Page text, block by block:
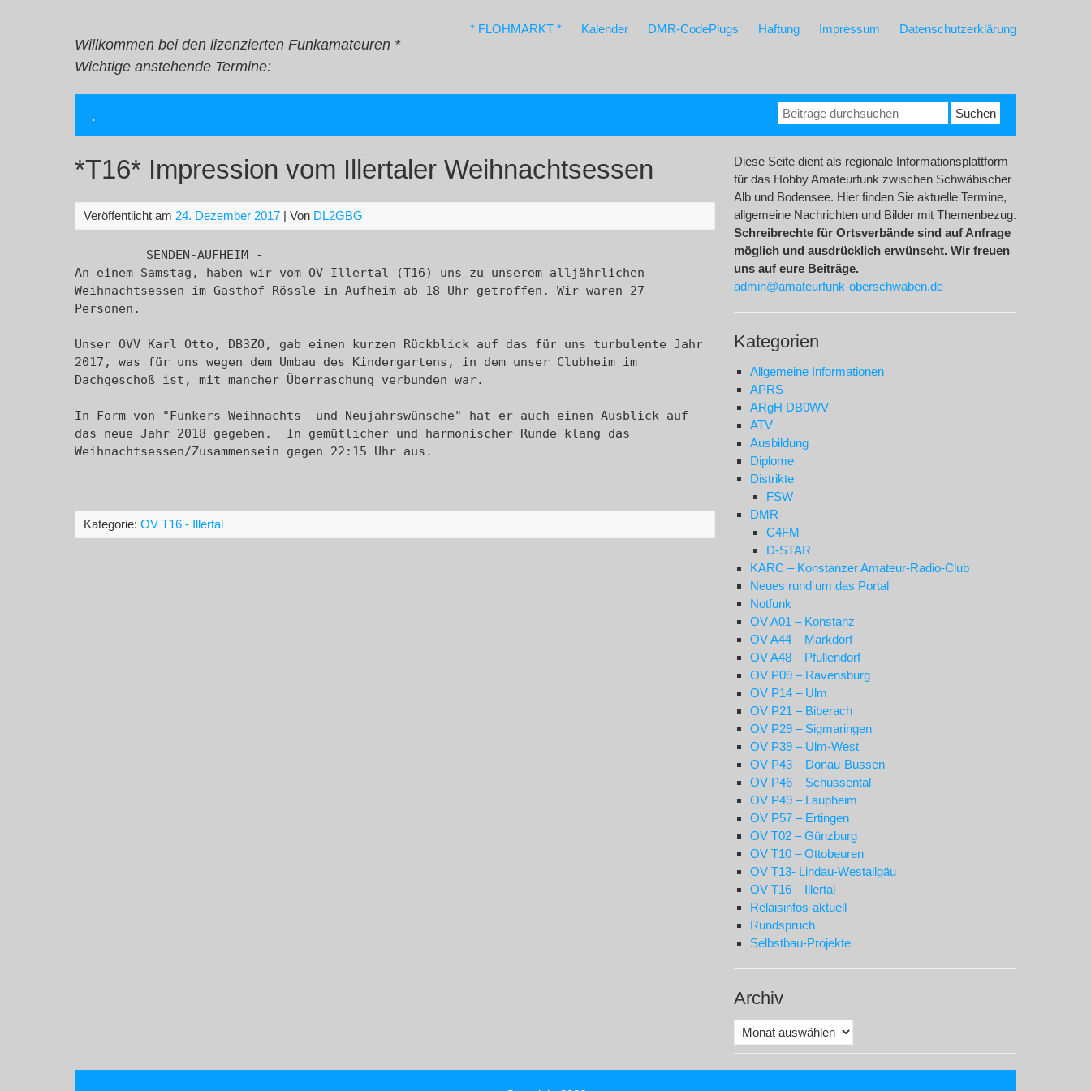
Willkommen bei den lizenzierten Funkamateuren *
Wichtige anstehende Termine:
* FLOHMARKT * Kalender DMR-CodePlugs Haftung Impressum Datenschutzerklärung
.
Suchen
nach:
*T16* Impression vom Illertaler Weihnachtsessen
Veröffentlicht am 24. Dezember 2017 | Von DL2GBG
SENDEN-AUFHEIM -
An einem Samstag, haben wir vom OV Illertal (T16) uns zu unserem alljährlichen
Weihnachtsessen im Gasthof Rössle in Aufheim ab 18 Uhr getroffen. Wir waren 27
Personen.
Unser OVV Karl Otto, DB3ZO, gab einen kurzen Rückblick auf das für uns turbulente Jahr
2017, was für uns wegen dem Umbau des Kindergartens, in dem unser Clubheim im
Dachgeschoß ist, mit mancher Überraschung verbunden war.
In Form von "Funkers Weihnachts- und Neujahrswünsche" hat er auch einen Ausblick auf
das neue Jahr 2018 gegeben.  In gemütlicher und harmonischer Runde klang das
Weihnachtsessen/Zusammensein gegen 22:15 Uhr aus.
Kategorie: OV T16 - Illertal
Diese Seite dient als regionale Informationsplattform
für das Hobby Amateurfunk zwischen Schwäbischer
Alb und Bodensee. Hier finden Sie aktuelle Termine,
allgemeine Nachrichten und Bilder mit Themenbezug.
Schreibrechte für Ortsverbände sind auf Anfrage
möglich und ausdrücklich erwünscht. Wir freuen
uns auf eure Beiträge.
admin@amateurfunk-oberschwaben.de
Kategorien
Allgemeine Informationen
APRS
ARgH DB0WV
ATV
Ausbildung
Diplome
Distrikte
FSW
DMR
C4FM
D-STAR
KARC – Konstanzer Amateur-Radio-Club
Neues rund um das Portal
Notfunk
OV A01 – Konstanz
OV A44 – Markdorf
OV A48 – Pfullendorf
OV P09 – Ravensburg
OV P14 – Ulm
OV P21 – Biberach
OV P29 – Sigmaringen
OV P39 – Ulm-West
OV P43 – Donau-Bussen
OV P46 – Schussental
OV P49 – Laupheim
OV P57 – Ertingen
OV T02 – Günzburg
OV T10 – Ottobeuren
OV T13- Lindau-Westallgäu
OV T16 – Illertal
Relaisinfos-aktuell
Rundspruch
Selbstbau-Projekte
Archiv
Archiv